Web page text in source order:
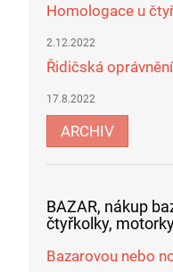
Homologace u
2.12.2022
Řidičská
17.8.2022
ARCHIV
BAZAR, nákup
čtyřkolky,
Bazarovou nebo